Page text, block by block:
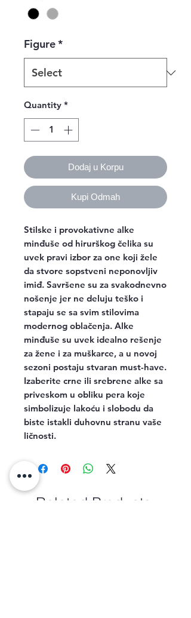
Figure*
Quantity *
Dodaj u Korpu
Kupi Odmah
Stilske i provokativne alke
minđuše od hirurškog čelika su
uvek pravi izbor za one koji žele
da stvore sopstveni neponovljiv
imiđ. Savršene su za svakodnevno
nošenje jer ne deluju teško i
stapaju se sa svim stilovima
modernog oblačenja. Alke
minđuše su uvek idealno rešenje
za žene i za muškarce, a u novoj
sezoni postaju stvaran must-have.
Izaberite crne ili srebrene alke sa
priveskom u obliku pera koje
simbolizuje lakoću i slobodu da
biste istakli duhovnu stranu vaše
ličnosti.
Related Products